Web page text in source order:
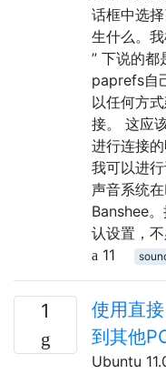
话框中选
生什么。
” 下说的都
paprefs自
以任何方
接。 这应
进行连接
我可以进
声音系统
Banshee
认设置，不
11
1
使用直
到其他
Ubuntu